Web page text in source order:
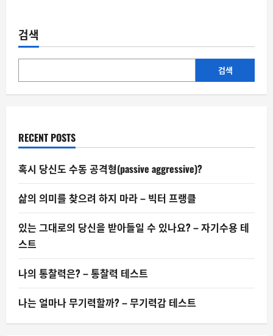
흔
릴
–
준
검색
검색
RECENT POSTS
혹시 당신도 수동 공격형(passive aggressive)?
삶의 의미를 찾으려 하지 마라 – 빅터 프랭클
있는 그대로의 당신을 받아들일 수 있나요? – 자기수용 테
스트
나의 통찰력은? – 통찰력 테스트
나는 얼마나 무기력할까? – 무기력감 테스트